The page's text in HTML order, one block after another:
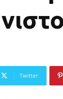
Twitter